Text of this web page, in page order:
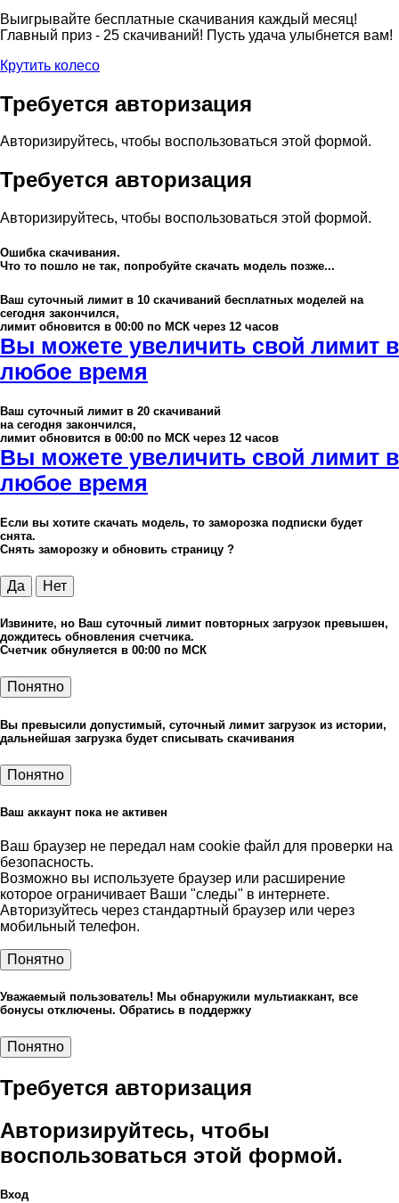
Выигрывайте бесплатные скачивания каждый месяц!
Главный приз - 25 скачиваний! Пусть удача улыбнется вам!
Крутить колесо
Требуется авторизация
Авторизируйтесь, чтобы воспользоваться этой формой.
Требуется авторизация
Авторизируйтесь, чтобы воспользоваться этой формой.
Ошибка скачивания.
Что то пошло не так, попробуйте скачать модель позже...
Ваш суточный лимит в 10 скачиваний бесплатных моделей на
сегодня закончился,
лимит обновится в 00:00 по МСК через 12 часов
Вы можете увеличить свой лимит в
любое время
Ваш суточный лимит в 20 скачиваний
на сегодня закончился,
лимит обновится в 00:00 по МСК через 12 часов
Вы можете увеличить свой лимит в
любое время
Если вы хотите скачать модель, то заморозка подписки будет
снята.
Снять заморозку и обновить страницу ?
Да Нет
Извините, но Ваш суточный лимит повторных загрузок превышен,
дождитесь обновления счетчика.
Счетчик обнуляется в 00:00 по МСК
Понятно
Вы превысили допустимый, суточный лимит загрузок из истории,
дальнейшая загрузка будет списывать скачивания
Понятно
Ваш аккаунт пока не активен
Ваш браузер не передал нам cookie файл для проверки на
безопасность.
Возможно вы используете браузер или расширение
которое ограничивает Ваши "следы" в интернете.
Авторизуйтесь через стандартный браузер или через
мобильный телефон.
Понятно
Уважаемый пользователь! Мы обнаружили мультиаккант, все
бонусы отключены. Обратись в поддержку
Понятно
Требуется авторизация
Авторизируйтесь, чтобы
воспользоваться этой формой.
Вход